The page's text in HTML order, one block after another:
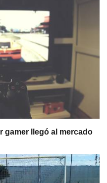
gamer llegó al mercado